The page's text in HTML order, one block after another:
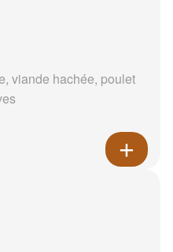
viande hachée, poulet